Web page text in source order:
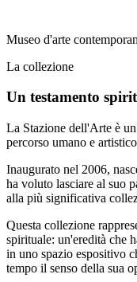
Museo d'arte
La collezione
Un testamento
La Stazione dell'Arte è
percorso umano e
Inaugurato nel 2006,
ha voluto lasciare al suo
alla più significativa
Questa collezione
spirituale: un'eredità che
in uno spazio espositivo
tempo il senso della sua